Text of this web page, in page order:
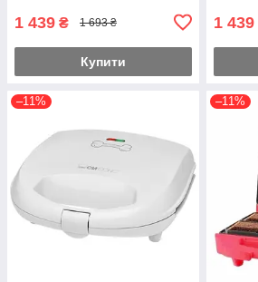
1 439 ₴ 1 693 ₴
Купити
1 439
–11% –11%